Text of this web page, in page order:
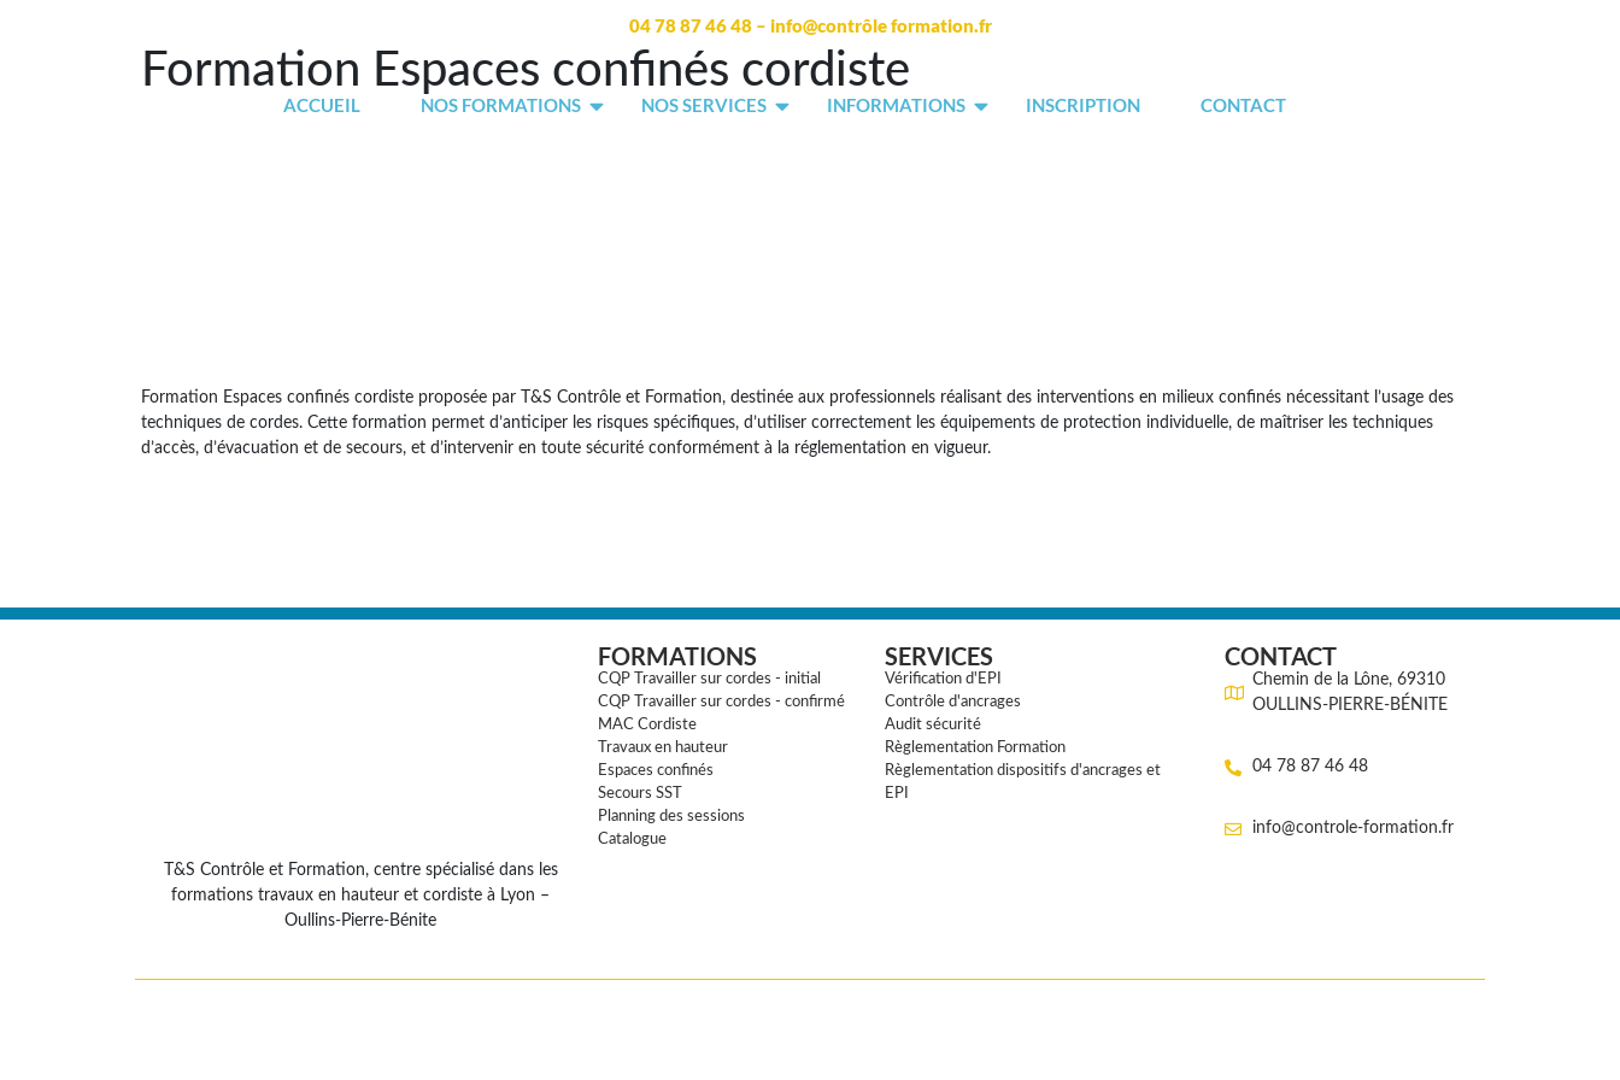
04 78 87 46 48 – info@contrôle formation.fr
ACCUEIL NOS FORMATIONS NOS SERVICES INFORMATIONS INSCRIPTION CONTACT
Formation Espaces confinés cordiste
Formation Espaces confinés cordiste proposée par T&S Contrôle et Formation, destinée aux professionnels réalisant des interventions en milieux confinés nécessitant l’usage des
techniques de cordes. Cette formation permet d’anticiper les risques spécifiques, d’utiliser correctement les équipements de protection individuelle, de maîtriser les techniques
d’accès, d’évacuation et de secours, et d’intervenir en toute sécurité conformément à la réglementation en vigueur.
T&S Contrôle et Formation, centre spécialisé dans les
formations travaux en hauteur et cordiste à Lyon –
Oullins-Pierre-Bénite
FORMATIONS
CQP Travailler sur cordes - initial
CQP Travailler sur cordes - confirmé
MAC Cordiste
Travaux en hauteur
Espaces confinés
Secours SST
Planning des sessions
Catalogue
SERVICES
Vérification d'EPI
Contrôle d'ancrages
Audit sécurité
Règlementation Formation
Règlementation dispositifs d'ancrages et
EPI
CONTACT
Chemin de la Lône, 69310
OULLINS-PIERRE-BÉNITE
04 78 87 46 48
info@controle-formation.fr